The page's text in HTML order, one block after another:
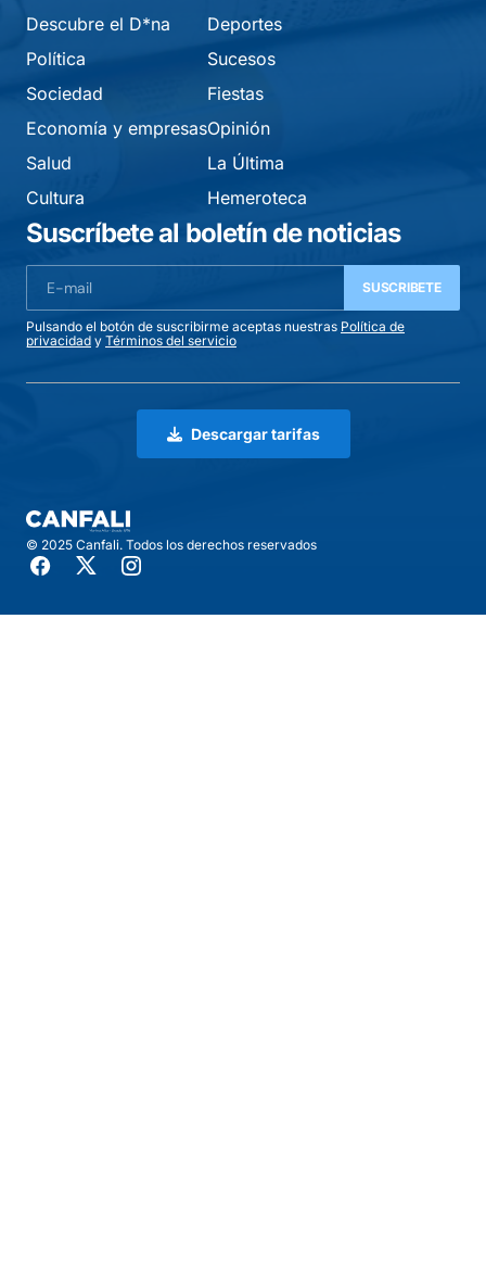
Descubre el D*na
Política
Sociedad
Economía y empresas
Salud
Cultura
Deportes
Sucesos
Fiestas
Opinión
La Última
Hemeroteca
Suscríbete al boletín de noticias
SUSCRIBETE
Pulsando el botón de suscribirme aceptas nuestras Política de
privacidad y Términos del servicio
Descargar tarifas
© 2025 Canfali. Todos los derechos reservados